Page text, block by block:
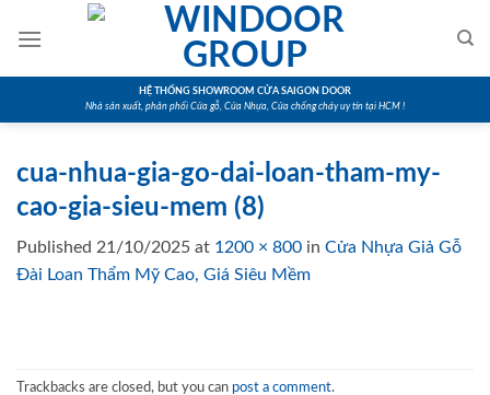
HỆ THỐNG SHOWROOM CỬA SAIGON DOOR
Nhà sản xuất, phân phối Cửa gỗ, Cửa Nhựa, Cửa chống cháy uy tín tại HCM !
cua-nhua-gia-go-dai-loan-tham-my-
cao-gia-sieu-mem (8)
Published 21/10/2025 at 1200 × 800 in Cửa Nhựa Giả Gỗ
Đài Loan Thẩm Mỹ Cao, Giá Siêu Mềm
Trackbacks are closed, but you can post a comment.